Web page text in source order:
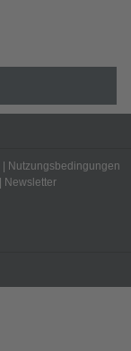
Nutzungsbedingungen
Newsletter